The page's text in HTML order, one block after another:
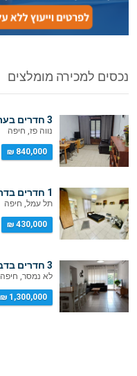
נכסים למכירה מומלצים
3 חדרים בערד
נווה פז, חיפה
840,000 ₪
1 חדרים בדרך יד לבנים
תל עמל, חיפה
430,000 ₪
3 חדרים בדב פרומר
לא נמסר, חיפה
1,300,000 ₪